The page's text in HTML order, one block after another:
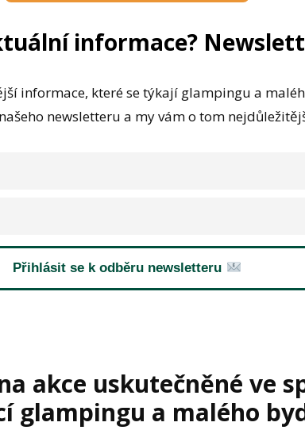
informace?
informace, které se týkají glampingu a
newsletteru a my vám o tom
Přihlásit se k odběru newsletteru
akce uskutečněné ve
glampingu a malého